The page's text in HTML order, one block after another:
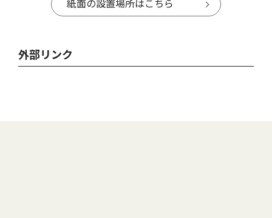
紙面の設置場所はこちら
外部リンク